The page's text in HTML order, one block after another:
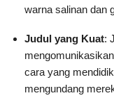
warna salinan dan
Judul yang Kuat:
cara yang
mengundang